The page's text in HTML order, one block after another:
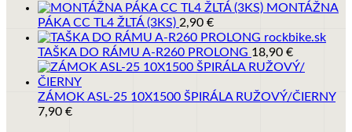
MONTÁŽNA
PÁKA CC TL4 ŽLTÁ (3KS) 2,90 €
TAŠKA DO RÁMU A-R260 PROLONG 18,90 €
ZÁMOK ASL-25 10X1500 ŠPIRÁLA RUŽOVÝ/ČIERNY
7,90 €